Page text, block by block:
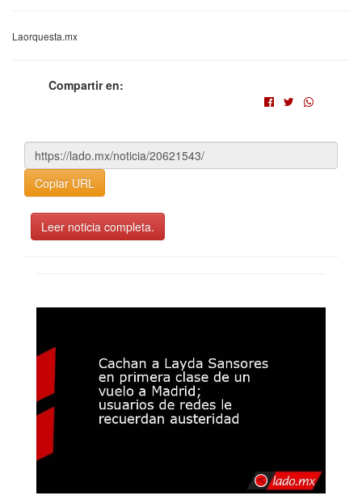
Laorquesta.mx
Compartir en:
Copiar URL
Leer noticia completa.